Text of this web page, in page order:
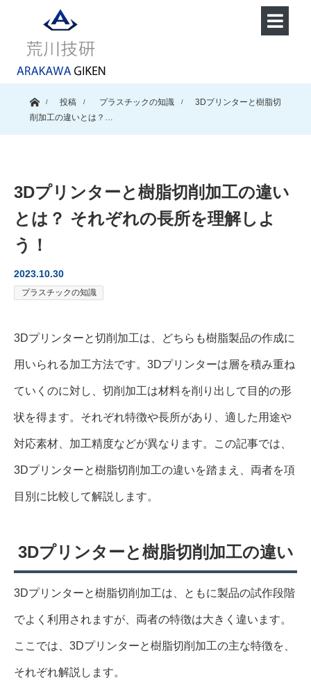
ホーム投稿 プラスチックの知識
3Dプリンターと樹脂切
削加工の違いとは？…
3Dプリンターと樹脂切削加工の違い
とは？ それぞれの長所を理解しよ
う！
2023.10.30
プラスチックの知識
3Dプリンターと切削加工は、どちらも樹脂製品の作成に
用いられる加工方法です。3Dプリンターは層を積み重ね
ていくのに対し、切削加工は材料を削り出して目的の形
状を得ます。それぞれ特徴や長所があり、適した用途や
対応素材、加工精度などが異なります。この記事では、
3Dプリンターと樹脂切削加工の違いを踏まえ、両者を項
目別に比較して解説します。
3Dプリンターと樹脂切削加工の違い
3Dプリンターと樹脂切削加工は、ともに製品の試作段階
でよく利用されますが、両者の特徴は大きく違います。
ここでは、3Dプリンターと樹脂切削加工の主な特徴を、
それぞれ解説します。